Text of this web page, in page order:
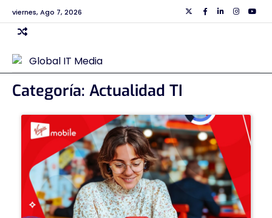
Skip
to
content
viernes, Ago 7, 2026 TwiiterFacebook
Linkedin
Categoría: Actualidad TI